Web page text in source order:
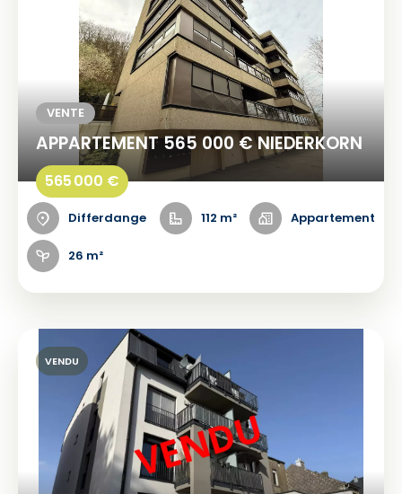
VENTE
APPARTEMENT 565 000 € NIEDERKORN
565 000 €
Differdange 112 m² Appartement
26 m²
VENDU